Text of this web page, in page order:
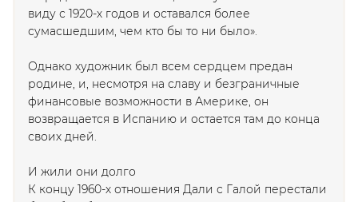
виду с 1920-х годов и оставался более
сумасшедшим, чем кто бы то ни было».
Однако художник был всем сердцем предан
родине, и, несмотря на славу и безграничные
финансовые возможности в Америке, он
возвращается в Испанию и остается там до конца
своих дней.
И жили они долго
К концу 1960-х отношения Дали с Галой перестали